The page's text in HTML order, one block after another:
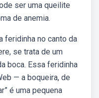
ser uma queilite
de anemia.
feridinha no canto da
se trata de um
boca. Essa feridinha
— a boqueira, de
é uma pequena